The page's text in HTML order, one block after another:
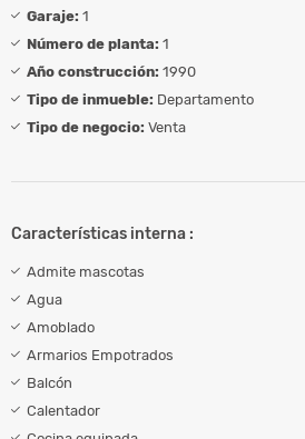
Garaje: 1
Número de planta: 1
Año construcción: 1990
Tipo de inmueble: Departamento
Tipo de negocio: Venta
Características interna :
Admite mascotas
Agua
Amoblado
Armarios Empotrados
Balcón
Calentador